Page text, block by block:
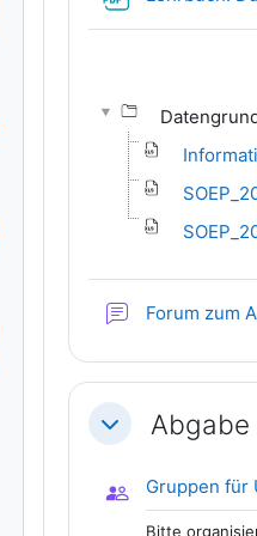
Forum zum
EinklappenAbgabe
Gruppen für
Bitte